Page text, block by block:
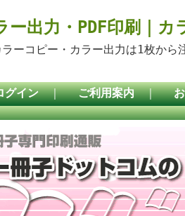
ー出力・PDF印刷｜カ
ーコピー・カラー出力は1枚から
グイン ｜ ご利用案内 ｜